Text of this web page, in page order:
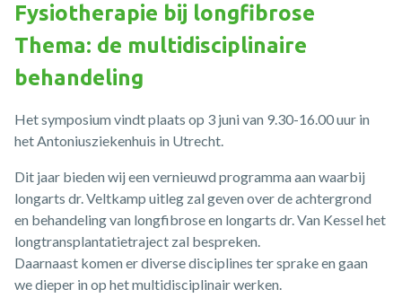
Fysiotherapie bij longfibrose
Thema: de multidisciplinaire
behandeling
Het symposium vindt plaats op 3 juni van 9.30-16.00 uur in
het Antoniusziekenhuis in Utrecht.
Dit jaar bieden wij een vernieuwd programma aan waarbij
longarts dr. Veltkamp uitleg zal geven over de achtergrond
en behandeling van longfibrose en longarts dr. Van Kessel het
longtransplantatietraject zal bespreken.
Daarnaast komen er diverse disciplines ter sprake en gaan
we dieper in op het multidisciplinair werken.